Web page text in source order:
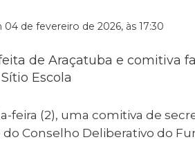
Cemitérios
Velório do
Consulta
de fevereiro de 2026, às 17:30
feira (2), uma comitiva de
Conselho Deliberativo do